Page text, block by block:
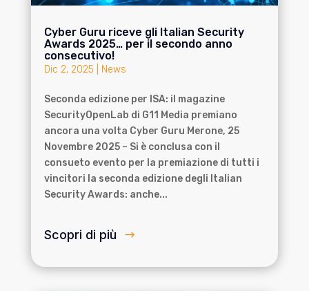
Cyber Guru riceve gli Italian Security
Awards 2025… per il secondo anno
consecutivo!
Dic 2, 2025 News
Seconda edizione per ISA: il magazine
SecurityOpenLab di G11 Media premiano
ancora una volta Cyber Guru Merone, 25
Novembre 2025 – Si è conclusa con il
consueto evento per la premiazione di tutti i
vincitori la seconda edizione degli Italian
Security Awards: anche...
Scopri di più